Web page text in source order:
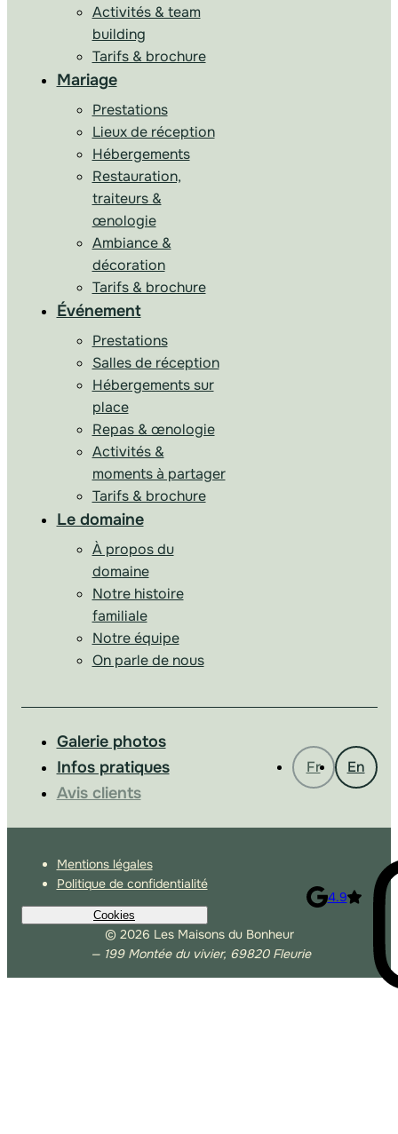
Activités & team
building
Tarifs & brochure
Mariage
Prestations
Lieux de réception
Hébergements
Restauration,
traiteurs &
œnologie
Ambiance &
décoration
Tarifs & brochure
Événement
Prestations
Salles de réception
Hébergements sur
place
Repas & œnologie
Activités &
moments à partager
Tarifs & brochure
Le domaine
À propos du
domaine
Notre histoire
familiale
Notre équipe
On parle de nous
Galerie photos
Infos pratiques
Avis clients
Fr En
© 2026 Les Maisons du Bonheur
— 199 Montée du vivier, 69820 Fleurie
Mentions légales
Politique de confidentialité
Cookies
4.9